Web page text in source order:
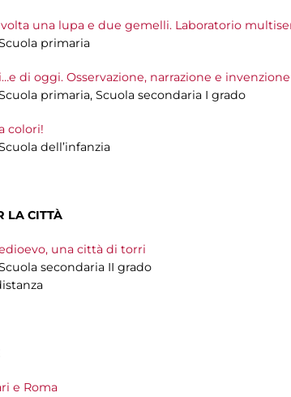
volta una lupa e due gemelli. Laboratorio
primaria
di oggi. Osservazione, narrazione e
primaria, Scuola secondaria I grado
colori!
dell’infanzia
LA CITTÀ
una città di torri
secondaria II grado
e Roma